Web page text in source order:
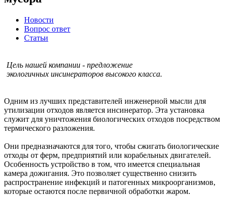
Новости
Вопрос ответ
Статьи
Цель нашей компании - предложение
экологичных инсинераторов высокого класса.
Одним из лучших представителей инженерной мысли для
утилизации отходов является инсинератор. Эта установка
служит для уничтожения биологических отходов посредством
термического разложения.
Они предназначаются для того, чтобы сжигать биологические
отходы от ферм, предприятий или корабельных двигателей.
Особенность устройство в том, что имеется специальная
камера дожигания. Это позволяет существенно снизить
распространение инфекций и патогенных микроорганизмов,
которые остаются после первичной обработки жаром.